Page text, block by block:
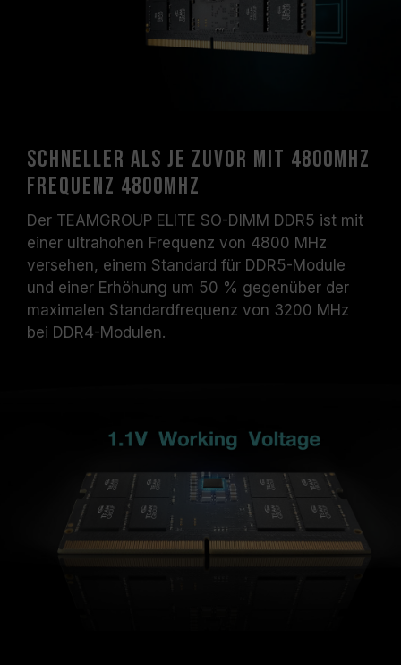
Systemen erreicht werden können.
Vergewissern Sie sich, dass Ihr Motherboard
und Ihr Prozessor die entsprechenden
Übertaktungsfrequenz.
TEAMGROUP-Speichermodule werden unter
normalen Spannungsbedingungen getestet.
Bei Problemen mit dem Prozessor oder dem
Motherboard wenden Sie sich bitte an den
jeweiligen Kundendienst des Prozessor- oder
Motherboard-Herstellers.
Schneller als je zuvor mit 4800MHz
Frequenz 4800MHz
Der TEAMGROUP ELITE SO-DIMM DDR5 ist mit
einer ultrahohen Frequenz von 4800 MHz
versehen, einem Standard für DDR5-Module
und einer Erhöhung um 50 % gegenüber der
maximalen Standardfrequenz von 3200 MHz
bei DDR4-Modulen.